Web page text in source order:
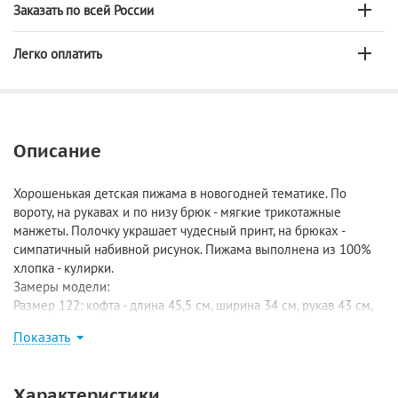
Заказать по всей России
Легко оплатить
Описание
Хорошенькая детская пижама в новогодней тематике. По
вороту, на рукавах и по низу брюк - мягкие трикотажные
манжеты. Полочку украшает чудесный принт, на брюках -
симпатичный набивной рисунок. Пижама выполнена из 100%
хлопка - кулирки.
Замеры модели:
Размер 122: кофта - длина 45,5 см, ширина 34 см, рукав 43 см,
шву 47,5 см;
Показать